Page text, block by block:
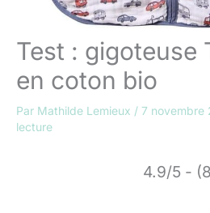
Test : gigoteuse
en coton bio
Par Mathilde Lemieux / 7 novembre
lecture
4.9/5 -